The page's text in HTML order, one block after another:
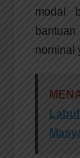
modal
nominal